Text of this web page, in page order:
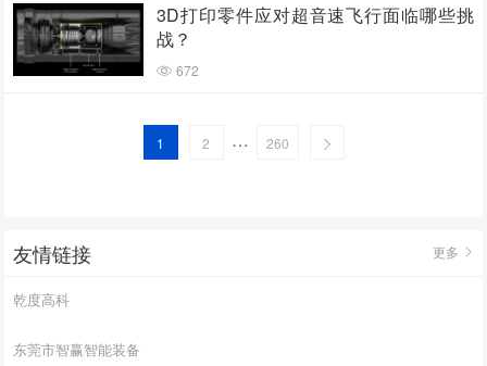
3D打印零件应对超音速飞行面临哪些挑
战？
672
1 2 … 260
友情链接 更多
乾度高科
东莞市智赢智能装备